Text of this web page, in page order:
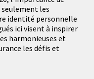
les
identité personnelle
ici visent à inspirer
harmonieuses et
les défis et